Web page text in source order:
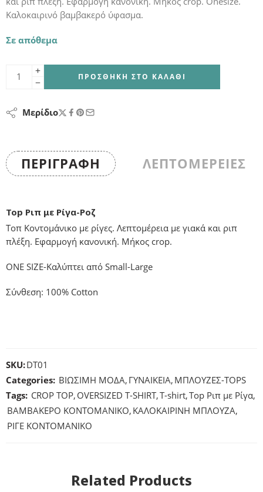
Καλοκαιρινό βαμβακερό ύφασμα.
Σε απόθεμα
ΠΡΟΣΘΉΚΗ ΣΤΟ ΚΑΛΆΘΙ
Μερίδιο
ΠΕΡΙΓΡΑΦΉ ΛΕΠΤΟΜΕΡΕΙΕΣ
Top Ριπ με Ρίγα-Ροζ
Τοπ Κοντομάνικο με ρίγες. Λεπτομέρεια με γιακά και ριπ
πλέξη. Εφαρμογή κανονική. Mήκος crop.
ONE SIZE-Καλύπτει από Small-Large
Σύνθεση: 100% Cotton
SKU:DT01
Categories: ΒΙΩΣΙΜΗ ΜΟΔΑ, ΓΥΝΑΙΚΕΙΑ, ΜΠΛΟΥΖΕΣ-ΤΟPS
Tags: CROP TOP, OVERSIZED T-SHIRT,T-shirt,Top Ριπ με Ρίγα,
ΒΑΜΒΑΚΕΡΟ ΚΟΝΤΟΜΑΝΙΚΟ, ΚΑΛΟΚΑΙΡΙΝΗ ΜΠΛΟΥΖΑ,
ΡΙΓΕ ΚΟΝΤΟΜΑΝΙΚΟ
Related Products